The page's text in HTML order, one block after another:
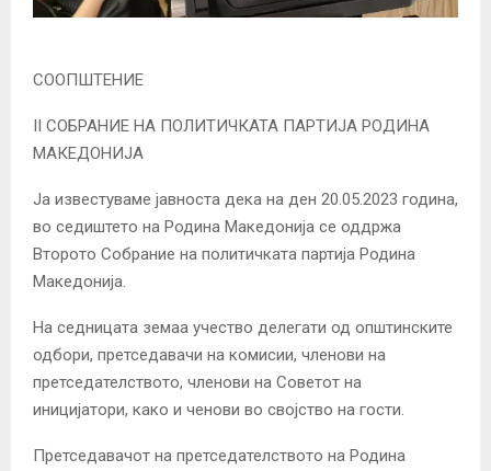
СООПШТЕНИЕ
II СОБРАНИЕ НА ПОЛИТИЧКАТА ПАРТИЈА РОДИНА
МАКЕДОНИЈА
Ја известуваме јавноста дека на ден 20.05.2023 година,
во седиштето на Родина Македонија се оддржа
Второто Собрание на политичката партија Родина
Македонија.
На седницата земаа учество делегати од општинските
одбори, претседавачи на комисии, членови на
претседателството, членови на Советот на
иницијатори, како и ченови во својство на гости.
Претседавачот на претседателството на Родина